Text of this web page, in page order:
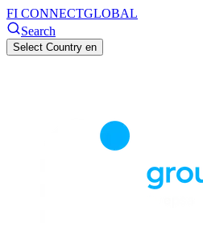
FI CONNECTGLOBAL
Search
Select Country en